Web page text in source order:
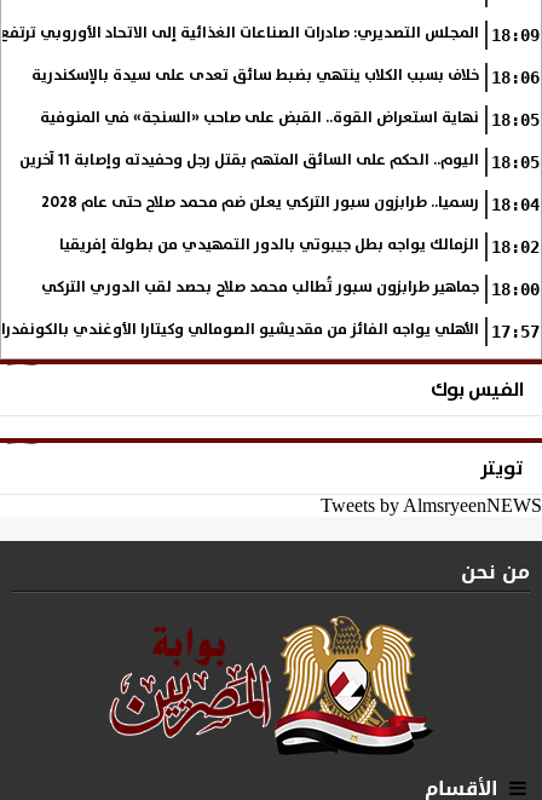
18:09 المجلس التصديري: صادرات الصناعات الغذائية إلى الاتحاد الأوروبي ترتفع 15.4% خلال النصف الأول من
18:06 خلاف بسبب الكلاب ينتهي بضبط سائق تعدى على سيدة بالإسكندرية
18:05 نهاية استعراض القوة.. القبض على صاحب «السنجة» في المنوفية
18:05 اليوم.. الحكم على السائق المتهم بقتل رجل وحفيدته وإصابة 11 آخرين
18:04 رسميا.. طرابزون سبور التركي يعلن ضم محمد صلاح حتى عام 2028
18:02 الزمالك يواجه بطل جيبوتي بالدور التمهيدي من بطولة إفريقيا
18:00 جماهير طرابزون سبور تُطالب محمد صلاح بحصد لقب الدوري التركي
17:57 الأهلي يواجه الفائز من مقديشيو الصومالي وكيتارا الأوغندي
الفيس بوك
تويتر
Tweets by AlmsryeenNEWS
من نحن
الأقسام